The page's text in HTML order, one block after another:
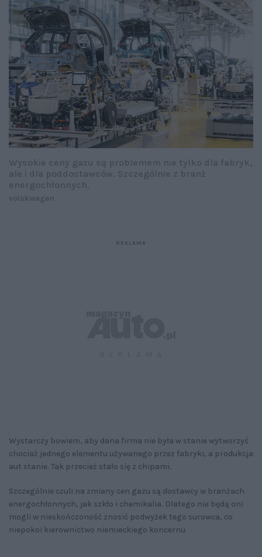
Wystarczy bowiem, aby dana firma nie była w stanie wytworzyć
chociaż jednego elementu używanego przez fabryki, a produkcja
aut stanie. Tak przecież stało się z chipami.
Szczególnie czuli na zmiany cen gazu są dostawcy w branżach
energochłonnych, jak szkło i chemikalia. Dlatego nie będą oni
mogli w nieskończoność znosić podwyżek tego surowca, co
niepokoi kierownictwo niemieckiego koncernu.